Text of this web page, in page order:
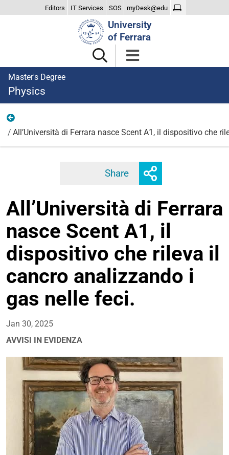
Editors IT Services SOS myDesk@edu
University
of Ferrara
Master's Degree
Physics
All’Università di Ferrara nasce Scent A1, il dispositivo che
Share Facebook
All’Università di Ferrara
nasce Scent A1, il
dispositivo che rileva il
cancro analizzando i
gas nelle feci.
Jan 30, 2025
AVVISI IN EVIDENZA